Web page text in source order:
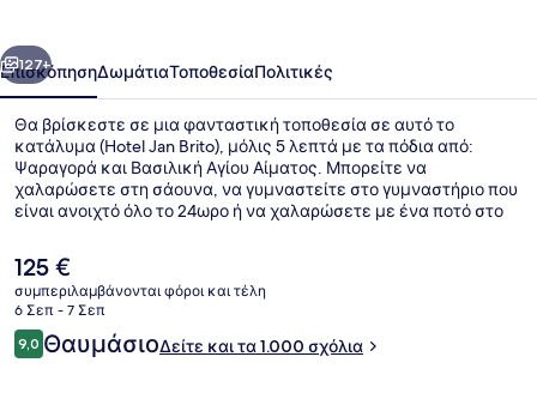
Επόμενο
127+
ΕπισκόπησηΔωμάτιαΤοποθεσίαΠολιτικές
Θα βρίσκεστε σε μια φανταστική τοποθεσία σε αυτό το
κατάλυμα (Hotel Jan Brito), μόλις 5 λεπτά με τα πόδια από:
Ψαραγορά και Βασιλική Αγίου Αίματος. Μπορείτε να
χαλαρώσετε στη σάουνα, να γυμναστείτε στο γυμναστήριο που
είναι ανοιχτό όλο το 24ωρο ή να χαλαρώσετε με ένα ποτό στο
ακόμη χαμάμ, βεράντα και κήπο. Άλλοι ταξιδιώτες λατρεύουν
το εξυπηρετικό προσωπικό.
Η
τρέχουσα
τιμή
είναι
125 €
125 €
συμπεριλαμβάνονται φόροι και τέλη
6 Σεπ - 7 Σεπ
Σχόλια
9,09,0 στα 10
ΘαυμάσιοΔείτε και τα 1.000 σχόλια